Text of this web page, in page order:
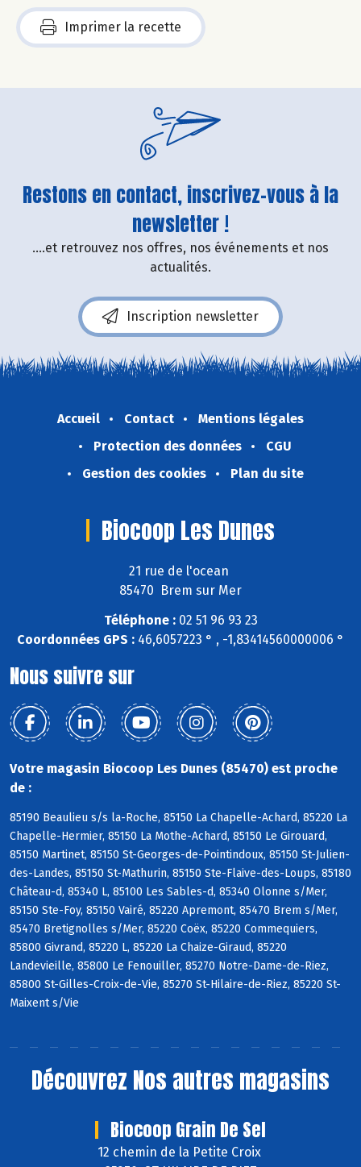
Imprimer la recette
Restons en contact, inscrivez-vous à la
newsletter !
....et retrouvez nos offres, nos événements et nos
actualités.
Inscription newsletter
Accueil Contact
Mentions légales
Protection des données
CGU
Gestion des cookies
Plan du site
Biocoop Les Dunes
21 rue de l'ocean
85470 Brem sur Mer
Téléphone :02 51 96 93 23
Coordonnées GPS : 46,6057223 ° , -1,83414560000006 °
Nous suivre sur
Votre magasin Biocoop Les Dunes (85470) est proche
de :
85190 Beaulieu s/s la-Roche, 85150 La Chapelle-Achard, 85220 La
Chapelle-Hermier, 85150 La Mothe-Achard, 85150 Le Girouard,
85150 Martinet, 85150 St-Georges-de-Pointindoux, 85150 St-Julien-
des-Landes, 85150 St-Mathurin, 85150 Ste-Flaive-des-Loups, 85180
Château-d, 85340 L, 85100 Les Sables-d, 85340 Olonne s/Mer,
85150 Ste-Foy, 85150 Vairé, 85220 Apremont, 85470 Brem s/Mer,
85470 Bretignolles s/Mer, 85220 Coëx, 85220 Commequiers,
85800 Givrand, 85220 L, 85220 La Chaize-Giraud, 85220
Landevieille, 85800 Le Fenouiller, 85270 Notre-Dame-de-Riez,
85800 St-Gilles-Croix-de-Vie, 85270 St-Hilaire-de-Riez, 85220 St-
Maixent s/Vie
Découvrez Nos autres magasins
Biocoop Grain De Sel
12 chemin de la Petite Croix